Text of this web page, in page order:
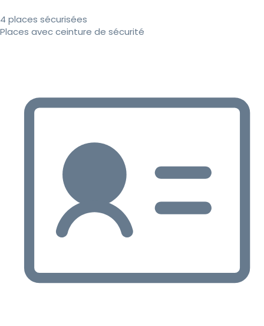
4 places sécurisées
Places avec ceinture de sécurité